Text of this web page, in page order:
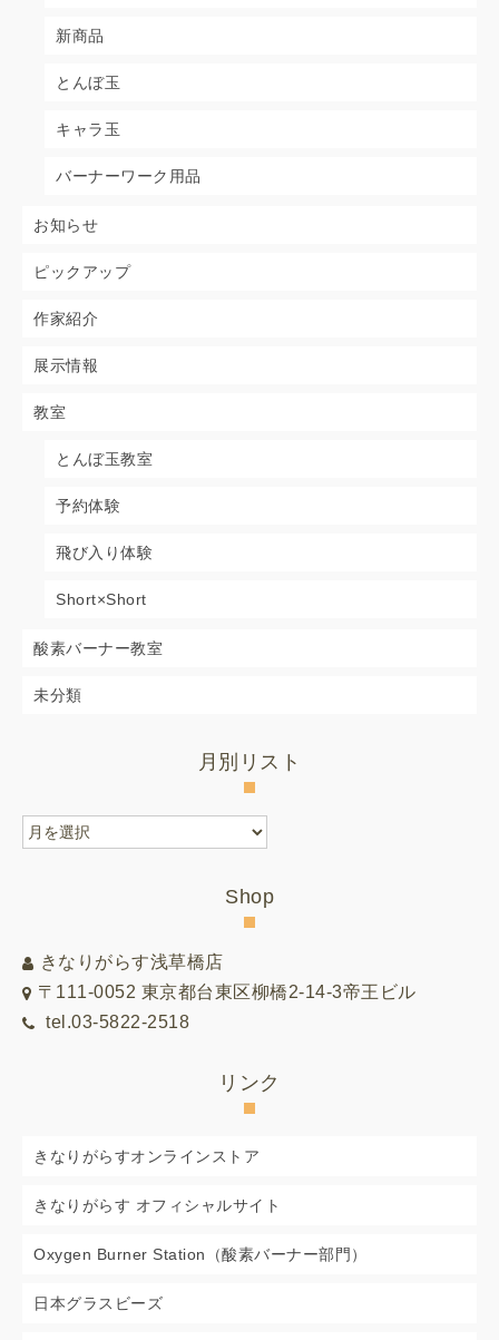
新商品
とんぼ玉
キャラ玉
バーナーワーク用品
お知らせ
ピックアップ
作家紹介
展示情報
教室
とんぼ玉教室
予約体験
飛び入り体験
Short×Short
酸素バーナー教室
未分類
月別リスト
月
別
Shop
きなりがらす浅草橋店
〒111-0052 東京都台東区柳橋2-14-3帝王ビル
tel.03-5822-2518
リンク
きなりがらすオンラインストア
きなりがらす オフィシャルサイト
Oxygen Burner Station（酸素バーナー部門）
日本グラスビーズ